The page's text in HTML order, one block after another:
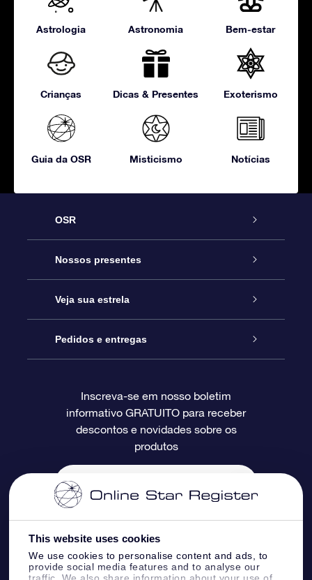
This website uses cookies
We use cookies to personalise content and ads, to
provide social media features and to analyse our
traffic. We also share information about your use of
Astrologia Astronomia Bem-estar
Crianças Dicas & Presentes Exoterismo
Guia da OSR Misticismo Notícias
OSR
Serviço
Entre em contato conosco
Blog
Avaliações
Nossos presentes
Presente estrelar on-line
Pacote de presente da OSR
O cartão de presente da OSR
Presentes corporativos
Veja sua estrela
Star Register
Página estelar personalizada
Um Milhão de Estrelas
OSR Starsaver
Aplicativo RV Fly me to the stars
Pedidos e entregas
Informações de pagamento
Política de devolução
Constelações
Inscreva-se em nosso boletim
informativo GRATUITO para receber
descontos e novidades sobre os
produtos